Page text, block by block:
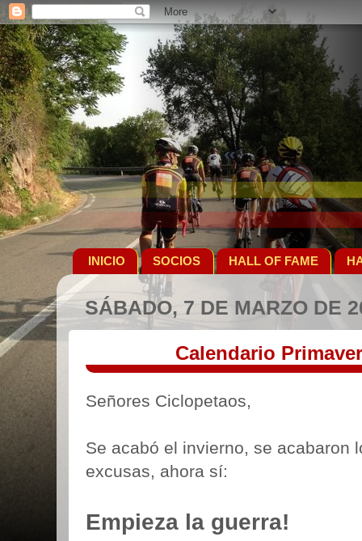
INICIO SOCIOS HALL OF FAME
SÁBADO, 7 DE MARZO DE
Calendario
Señores Ciclopetaos,
Se acabó el invierno, se acabaron
excusas, ahora sí:
Empieza la guerra!